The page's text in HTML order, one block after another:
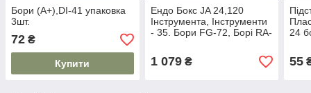
Бори (A+),DI-41 упаковка
3шт.
72 ₴
Купити
Ендо Бокс JA 24,120
Інструмента, Інструменти
- 35. Бори FG-72, Борі RA-
1 079₴
24
55